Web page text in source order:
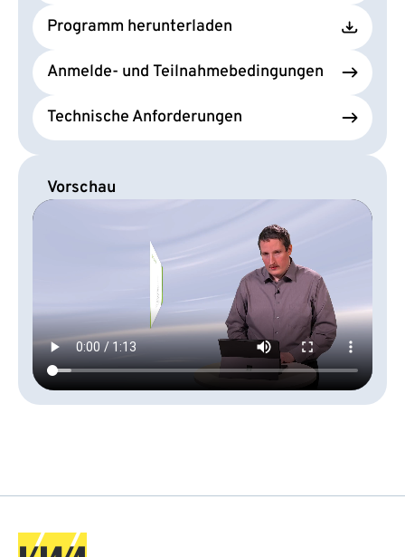
Programm herunterladen
Anmelde- und Teilnahmebedingungen
Technische Anforderungen
Vorschau